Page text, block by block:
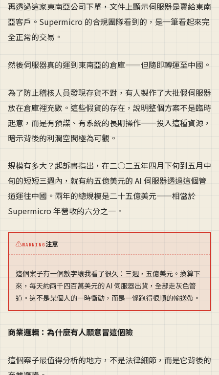
再透過這家東南亞公司下單，文件上顯示伺服器是賣給東南
亞客戶。Supermicro 的合規團隊看到的，是一筆看起來完
全正常的交易。
然後伺服器真的運到東南亞的倉庫——但隨即轉運至中國。
為了防止稽核人員發現存貨不對，有人製作了大批假伺服器
放在倉庫裡充數。這些假貨的存在，說明整個方案不是臨時
起意，而是有預謀、有系統的長期操作——投入這種資源，
暗示背後的利潤空間極為可觀。
規模有多大？起訴書指出，在二○二五年四月下旬到五月中
旬的短短三週內，就有約五億美元的 AI 伺服器透過這個管
道運往中國。兩年的總規模是二十五億美元——相當於
Supermicro 年營收的六分之一。
⚠WARNING 注意
這個案子有一個數字讓我看了很久：三週，五億美元。換算下
來，每天約兩千四百萬美元的 AI 伺服器出貨，全部走灰色管
道。這不是某個人的一時衝動，而是一條跑得很順的輸送帶。
商業邏輯：為什麼有人願意冒這個險
這個案子最值得分析的地方，不是法律細節，而是它背後的